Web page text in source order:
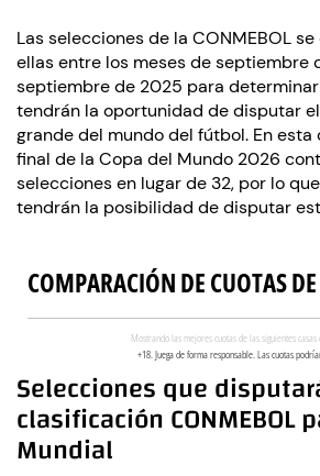
Las selecciones de la CONMEBOL
ellas entre los meses de septiembre
septiembre de 2025 para
tendrán la oportunidad de disputar
grande del mundo del fútbol. En esta
final de la Copa del Mundo 2026
selecciones en lugar de 32, por lo
tendrán la posibilidad de disputar
Selecciones que
clasificación CONMEBOL
Mundial